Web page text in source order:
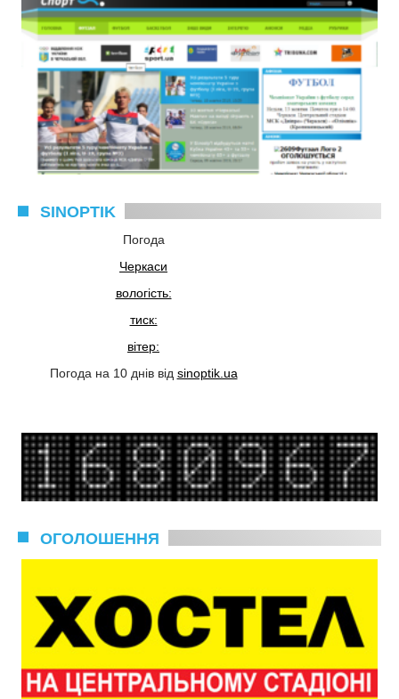
SINOPTIK
Погода
Черкаси
вологість:
тиск:
вітер:
Погода на 10 днів від sinoptik.ua
ОГОЛОШЕННЯ